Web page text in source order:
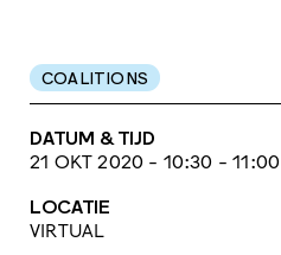
COALITIONS
DATUM & TIJD
21 OKT 2020 - 10:30 - 11:00
LOCATIE
VIRTUAL